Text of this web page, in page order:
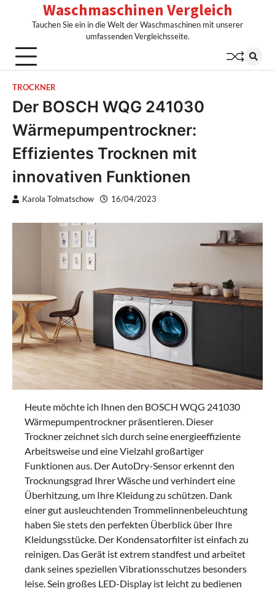
Waschmaschinen Vergleich
Tauchen Sie ein in die Welt der Waschmaschinen mit unserer
umfassenden Vergleichsseite.
TROCKNER
Der BOSCH WQG 241030
Wärmepumpentrockner:
Effizientes Trocknen mit
innovativen Funktionen
Karola Tolmatschow 16/04/2023
Heute möchte ich Ihnen den BOSCH WQG 241030
Wärmepumpentrockner präsentieren. Dieser
Trockner zeichnet sich durch seine energieeffiziente
Arbeitsweise und eine Vielzahl großartiger
Funktionen aus. Der AutoDry-Sensor erkennt den
Trocknungsgrad Ihrer Wäsche und verhindert eine
Überhitzung, um Ihre Kleidung zu schützen. Dank
einer gut ausleuchtenden Trommelinnenbeleuchtung
haben Sie stets den perfekten Überblick über Ihre
Kleidungsstücke. Der Kondensatorfilter ist einfach zu
reinigen. Das Gerät ist extrem standfest und arbeitet
dank seines speziellen Vibrationsschutzes besonders
leise. Sein großes LED-Display ist leicht zu bedienen